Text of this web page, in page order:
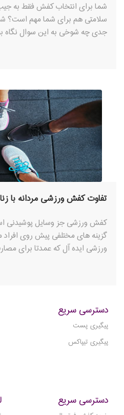
شما برای انتخاب کفش فقط به
سلامتی هم برای شما مهم است؟
جدی چه شوخی به این سوال نگاه
مقاله سعی کردیم که نگاه شما رو
تفاوت کفش ورزشی مردانه با
کفش ورزشی جز وسایل پوشیدنی
گزینه های مختلفی پیش روی
ورزشی ایده آل که عمدتا برای
دسترسی سریع
پیگیری پست
پیگیری تیپاکس
دسترسی سریع